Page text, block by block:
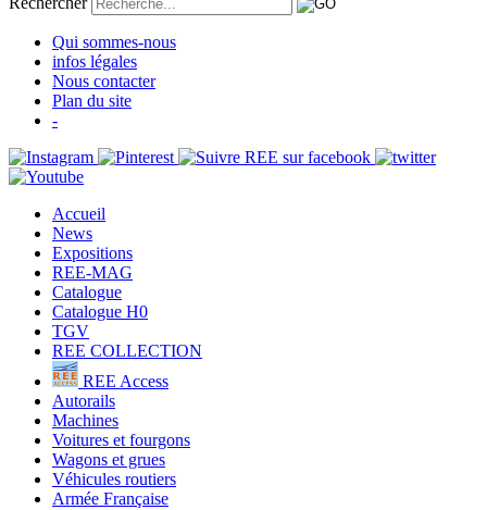
Qui sommes-nous
infos légales
Nous contacter
Plan du site
-
Accueil
News
Expositions
REE-MAG
Catalogue
Catalogue H0
TGV
REE COLLECTION
REE Access
Autorails
Machines
Voitures et fourgons
Wagons et grues
Véhicules routiers
Armée Française